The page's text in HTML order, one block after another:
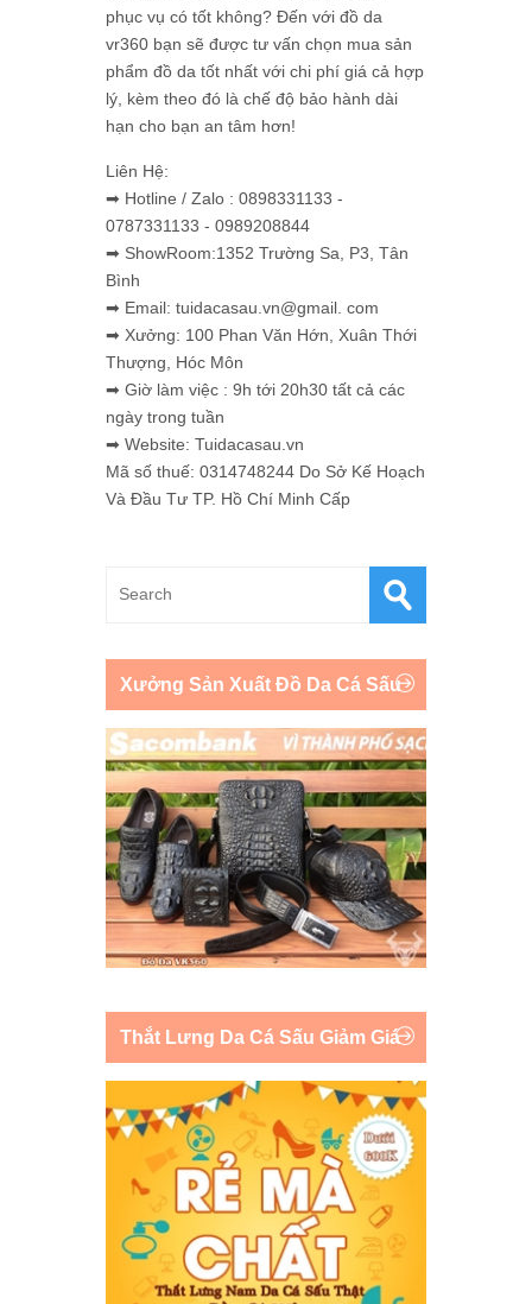
phục vụ có tốt không? Đến với đồ da
vr360 bạn sẽ được tư vấn chọn mua sản
phẩm đồ da tốt nhất với chi phí giá cả hợp
lý, kèm theo đó là chế độ bảo hành dài
hạn cho bạn an tâm hơn!
Liên Hệ:
➡ Hotline / Zalo : 0898331133 -
0787331133 - 0989208844
➡ ShowRoom:1352 Trường Sa, P3, Tân
Bình
➡ Email: tuidacasau.vn@gmail. com
➡ Xưởng: 100 Phan Văn Hớn, Xuân Thới
Thượng, Hóc Môn
➡ Giờ làm việc : 9h tới 20h30 tất cả các
ngày trong tuần
➡ Website: Tuidacasau.vn
Mã số thuế: 0314748244 Do Sở Kế Hoạch
Và Đầu Tư TP. Hồ Chí Minh Cấp
Xưởng Sản Xuất Đồ Da Cá Sấu
Thắt Lưng Da Cá Sấu Giảm Giá